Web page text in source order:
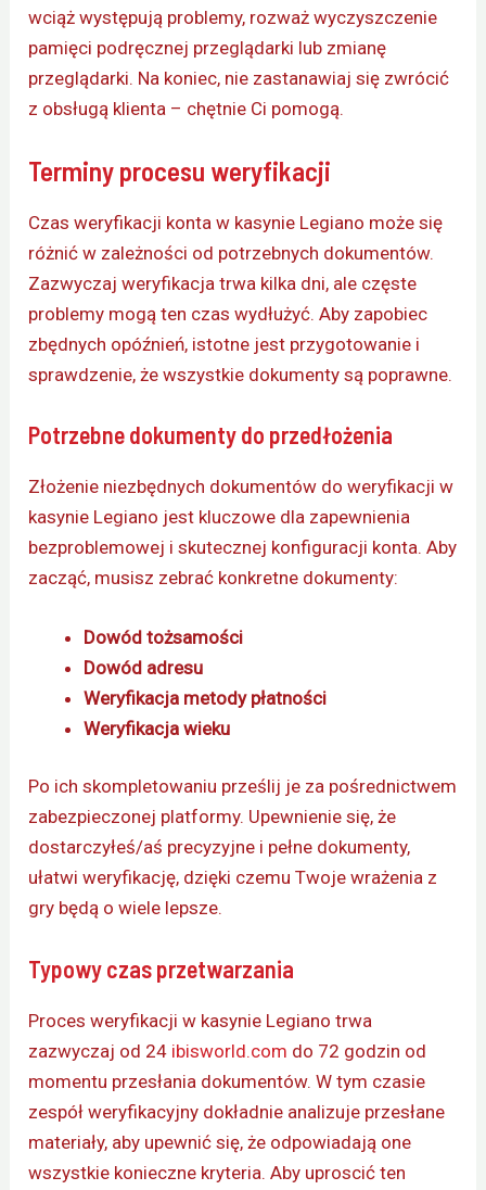
wciąż występują problemy, rozważ wyczyszczenie
pamięci podręcznej przeglądarki lub zmianę
przeglądarki. Na koniec, nie zastanawiaj się zwrócić
z obsługą klienta – chętnie Ci pomogą.
Terminy procesu weryfikacji
Czas weryfikacji konta w kasynie Legiano może się
różnić w zależności od potrzebnych dokumentów.
Zazwyczaj weryfikacja trwa kilka dni, ale częste
problemy mogą ten czas wydłużyć. Aby zapobiec
zbędnych opóźnień, istotne jest przygotowanie i
sprawdzenie, że wszystkie dokumenty są poprawne.
Potrzebne dokumenty do przedłożenia
Złożenie niezbędnych dokumentów do weryfikacji w
kasynie Legiano jest kluczowe dla zapewnienia
bezproblemowej i skutecznej konfiguracji konta. Aby
zacząć, musisz zebrać konkretne dokumenty:
Dowód tożsamości
Dowód adresu
Weryfikacja metody płatności
Weryfikacja wieku
Po ich skompletowaniu prześlij je za pośrednictwem
zabezpieczonej platformy. Upewnienie się, że
dostarczyłeś/aś precyzyjne i pełne dokumenty,
ułatwi weryfikację, dzięki czemu Twoje wrażenia z
gry będą o wiele lepsze.
Typowy czas przetwarzania
Proces weryfikacji w kasynie Legiano trwa
zazwyczaj od 24 ibisworld.com do 72 godzin od
momentu przesłania dokumentów. W tym czasie
zespół weryfikacyjny dokładnie analizuje przesłane
materiały, aby upewnić się, że odpowiadają one
wszystkie konieczne kryteria. Aby uproscić ten